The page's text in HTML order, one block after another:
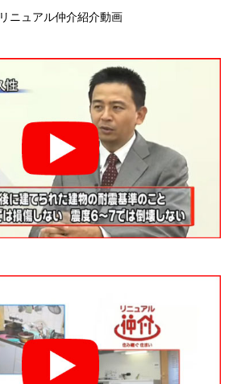
リニュアル仲介紹介動画